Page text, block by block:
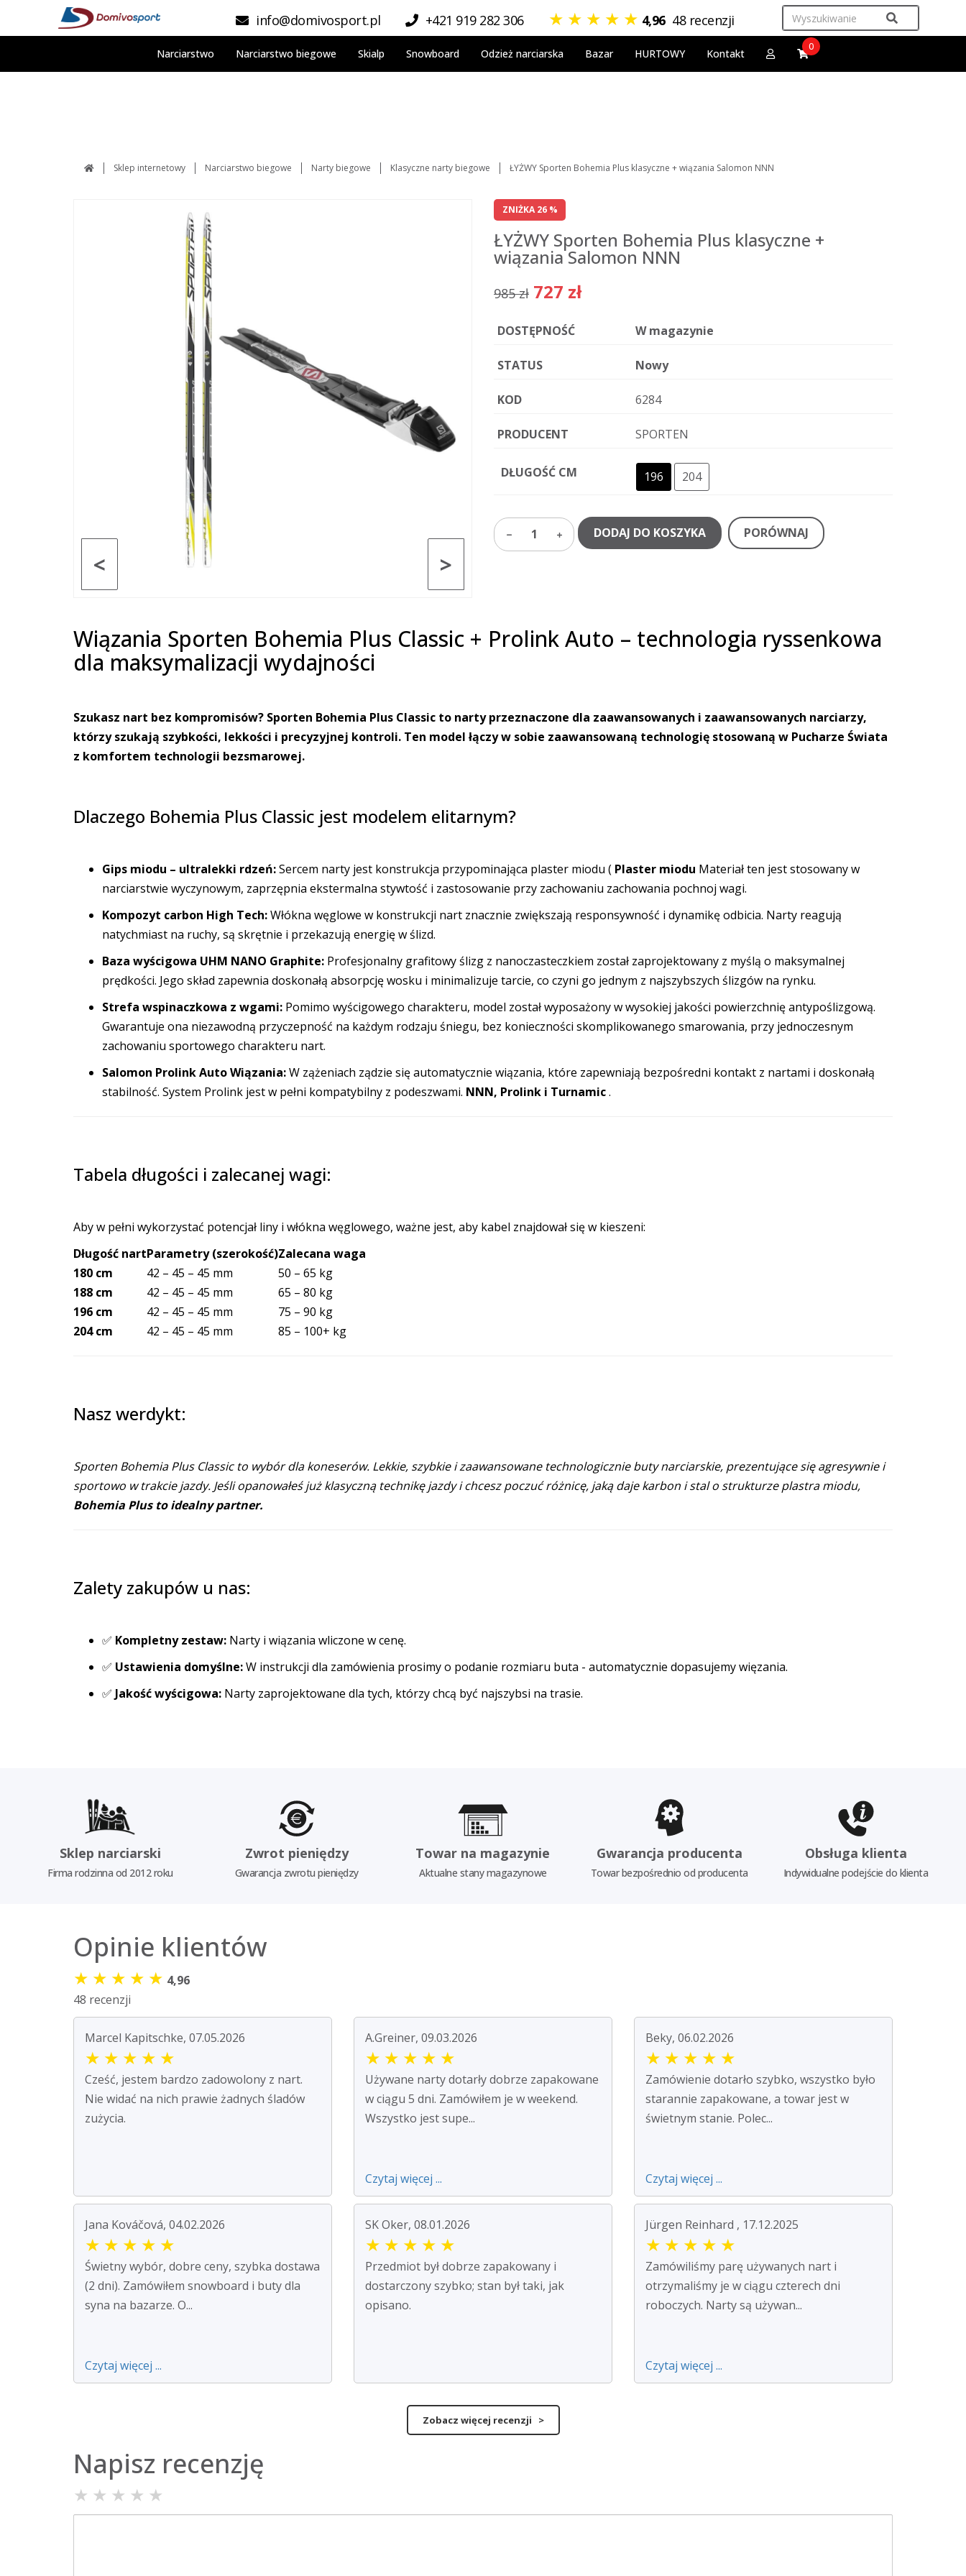
info@domivosport.pl +421 919 282 306 ★ ★ ★ ★ ★ 4,96 48 recenzji
Narciarstwo Narciarstwo biegowe Skialp Snowboard Odzież narciarska Bazar HURTOWY Kontakt
0
Sklep internetowy Narciarstwo biegowe Narty biegowe Klasyczne narty biegowe ŁYŻWY Sporten Bohemia Plus klasyczne + wiązania Salomon NNN
>
<
ZNIŻKA 26 %
ŁYŻWY Sporten Bohemia Plus klasyczne +
wiązania Salomon NNN
985 zł 727 zł
DOSTĘPNOŚĆ W magazynie
STATUS Nowy
KOD 6284
PRODUCENT SPORTEN
DŁUGOŚĆ CM 196 204
1 DODAJ DO KOSZYKA PORÓWNAJ
Wiązania Sporten Bohemia Plus Classic + Prolink Auto – technologia ryssenkowa
dla maksymalizacji wydajności
Szukasz nart bez kompromisów? Sporten Bohemia Plus Classic to narty przeznaczone dla zaawansowanych i zaawansowanych narciarzy,
którzy szukają szybkości, lekkości i precyzyjnej kontroli. Ten model łączy w sobie zaawansowaną technologię stosowaną w Pucharze Świata
z komfortem technologii bezsmarowej.
Dlaczego Bohemia Plus Classic jest modelem elitarnym?
Gips miodu – ultralekki rdzeń:Sercem narty jest konstrukcja przypominająca plaster miodu ( Plaster miodu Materiał ten jest stosowany w
narciarstwie wyczynowym, zaprzępnia ekstermalna stywtość i zastosowanie przy zachowaniu zachowania pochnoj wagi.
Kompozyt carbon High Tech:Włókna węglowe w konstrukcji nart znacznie zwiększają responsywność i dynamikę odbicia. Narty reagują
natychmiast na ruchy, są skrętnie i przekazują energię w ślizd.
Baza wyścigowa UHM NANO Graphite: Profesjonalny grafitowy ślizg z nanoczasteczkiem został zaprojektowany z myślą o maksymalnej
prędkości. Jego skład zapewnia doskonałą absorpcję wosku i minimalizuje tarcie, co czyni go jednym z najszybszych ślizgów na rynku.
Strefa wspinaczkowa z wgami: Pomimo wyścigowego charakteru, model został wyposażony w wysokiej jakości powierzchnię antypoślizgową.
Gwarantuje ona niezawodną przyczepność na każdym rodzaju śniegu, bez konieczności skomplikowanego smarowania, przy jednoczesnym
zachowaniu sportowego charakteru nart.
Salomon Prolink Auto Wiązania:W zążeniach ządzie się automatycznie wiązania, które zapewniają bezpośredni kontakt z nartami i doskonałą
stabilność. System Prolink jest w pełni kompatybilny z podeszwami. NNN, Prolink i Turnamic.
Tabela długości i zalecanej wagi:
Aby w pełni wykorzystać potencjał liny i włókna węglowego, ważne jest, aby kabel znajdował się w kieszeni:
Długość nartParametry (szerokość)Zalecana waga
180 cm
42 – 45 – 45 mm
50 – 65 kg
188 cm
42 – 45 – 45 mm
65 – 80 kg
196 cm
42 – 45 – 45 mm
75 – 90 kg
204 cm
42 – 45 – 45 mm 85 – 100+ kg
Nasz werdykt:
Sporten Bohemia Plus Classic to wybór dla koneserów. Lekkie, szybkie i zaawansowane technologicznie buty narciarskie, prezentujące się agresywnie i
sportowo w trakcie jazdy. Jeśli opanowałeś już klasyczną technikę jazdy i chcesz poczuć różnicę, jaką daje karbon i stal o strukturze plastra miodu,
Bohemia Plus to idealny partner.
Zalety zakupów u nas:
✅ Kompletny zestaw: Narty i wiązania wliczone w cenę.
✅ Ustawienia domyślne:W instrukcji dla zamówienia prosimy o podanie rozmiaru buta - automatycznie dopasujemy więzania.
✅ Jakość wyścigowa: Narty zaprojektowane dla tych, którzy chcą być najszybsi na trasie.
Sklep narciarski
Firma rodzinna od 2012 roku
Zwrot pieniędzy
Gwarancja zwrotu pieniędzy
Towar na magazynie
Aktualne stany magazynowe
Gwarancja producenta
Towar bezpośrednio od producenta
Obsługa klienta
Indywidualne podejście do klienta
Opinie klientów
★ ★ ★ ★ ★ 4,96
48 recenzji
Marcel Kapitschke, 07.05.2026
★ ★ ★ ★ ★
Cześć, jestem bardzo zadowolony z nart.
Nie widać na nich prawie żadnych śladów
zużycia.
A.Greiner, 09.03.2026
★ ★ ★ ★ ★
Używane narty dotarły dobrze zapakowane
w ciągu 5 dni. Zamówiłem je w weekend.
Wszystko jest supe...
Czytaj więcej ...
Beky, 06.02.2026
★ ★ ★ ★ ★
Zamówienie dotarło szybko, wszystko było
starannie zapakowane, a towar jest w
świetnym stanie. Polec...
Czytaj więcej ...
Jana Kováčová, 04.02.2026
★ ★ ★ ★ ★
Świetny wybór, dobre ceny, szybka dostawa
(2 dni). Zamówiłem snowboard i buty dla
syna na bazarze. O...
Czytaj więcej ...
SK Oker, 08.01.2026
★ ★ ★ ★ ★
Przedmiot był dobrze zapakowany i
dostarczony szybko; stan był taki, jak
opisano.
Jürgen Reinhard , 17.12.2025
★ ★ ★ ★ ★
Zamówiliśmy parę używanych nart i
otrzymaliśmy je w ciągu czterech dni
roboczych. Narty są używan...
Czytaj więcej ...
Zobacz więcej recenzji >
Napisz recenzję
★ ★ ★ ★ ★